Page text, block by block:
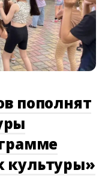
пополнят
культуры»